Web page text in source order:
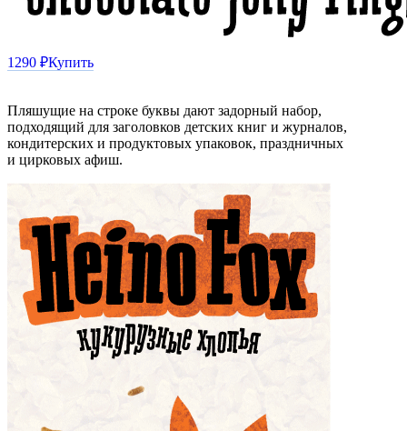
1290 ₽Купить
Пляшущие на строке буквы дают задорный набор,
подходящий для заголовков детских книг и журналов,
кондитерских и продуктовых упаковок, праздничных
и цирковых афиш.